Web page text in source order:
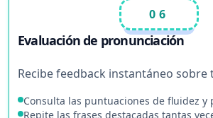
06
Evaluación de pronunciación
Recibe feedback instantáneo sobre
Consulta las puntuaciones de fluidez y
Repite las frases destacadas tantas